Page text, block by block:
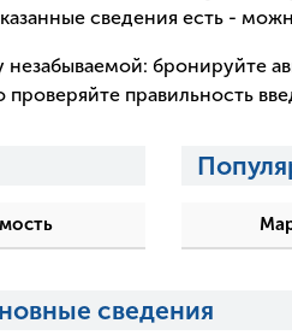
сведения есть -
бронируйте
проверяйте правильность
сведения